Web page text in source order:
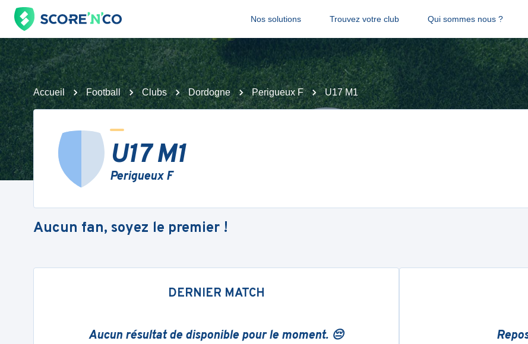
Nos solutions Trouvez votre club Qui sommes nous ?
Accueil Football Clubs Dordogne Perigueux F U17 M1
U17 M1
Perigueux F
Aucun fan, soyez le premier !
DERNIER MATCH
Aucun résultat de disponible pour le moment. 😔